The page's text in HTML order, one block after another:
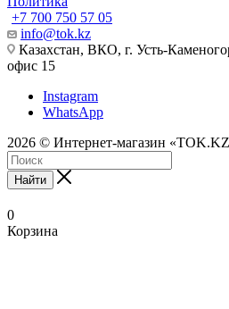
+7 700 750 57 05
info@tok.kz
Казахстан, ВКО, г. Усть-
офис 15
Instagram
WhatsApp
2026 © Интернет-магазин
Найти
0
Корзина